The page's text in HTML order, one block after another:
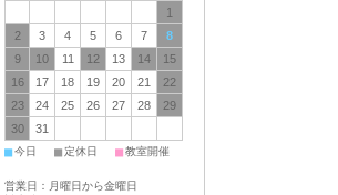
1
2
3 4 5 6 7
8
9
10 11 12 13 14
15
16
17 18 19 20 21
22
23
24 25 26 27 28
29
30
31
■今日 ■定休日 ■教室開催
営業日：月曜日から金曜日